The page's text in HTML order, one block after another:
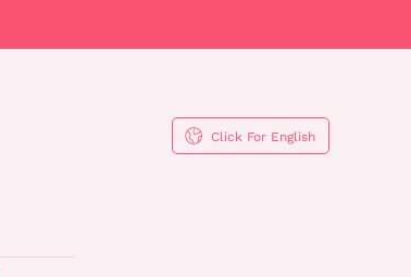
Click For English